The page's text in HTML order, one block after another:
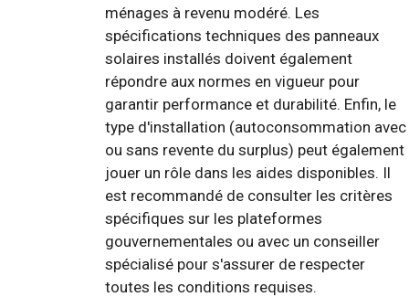
ménages à revenu modéré. Les
spécifications techniques des panneaux
solaires installés doivent également
répondre aux normes en vigueur pour
garantir performance et durabilité. Enfin, le
type d'installation (autoconsommation avec
ou sans revente du surplus) peut également
jouer un rôle dans les aides disponibles. Il
est recommandé de consulter les critères
spécifiques sur les plateformes
gouvernementales ou avec un conseiller
spécialisé pour s'assurer de respecter
toutes les conditions requises.